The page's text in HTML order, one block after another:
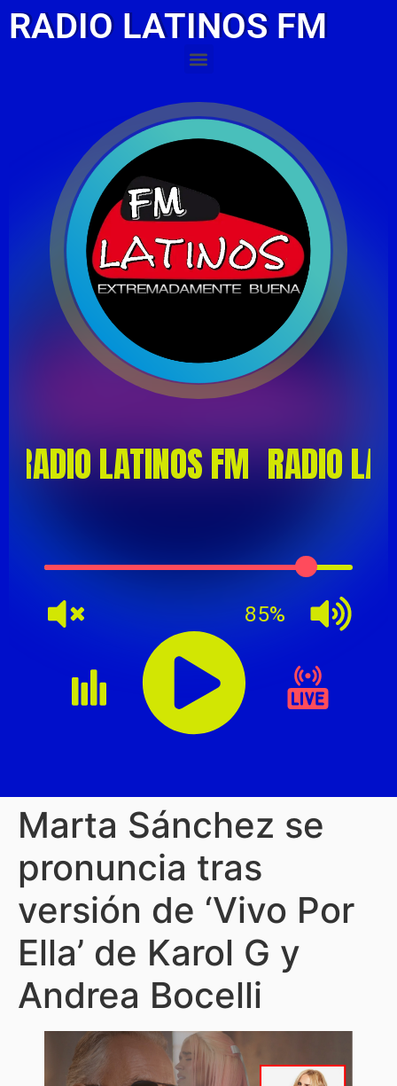
RADIO LATINOS FM
Marta Sánchez se
pronuncia tras
versión de ‘Vivo Por
Ella’ de Karol G y
Andrea Bocelli